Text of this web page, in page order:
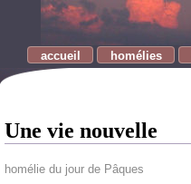
accueil homélies
Une vie nouvelle
homélie du jour de Pâques